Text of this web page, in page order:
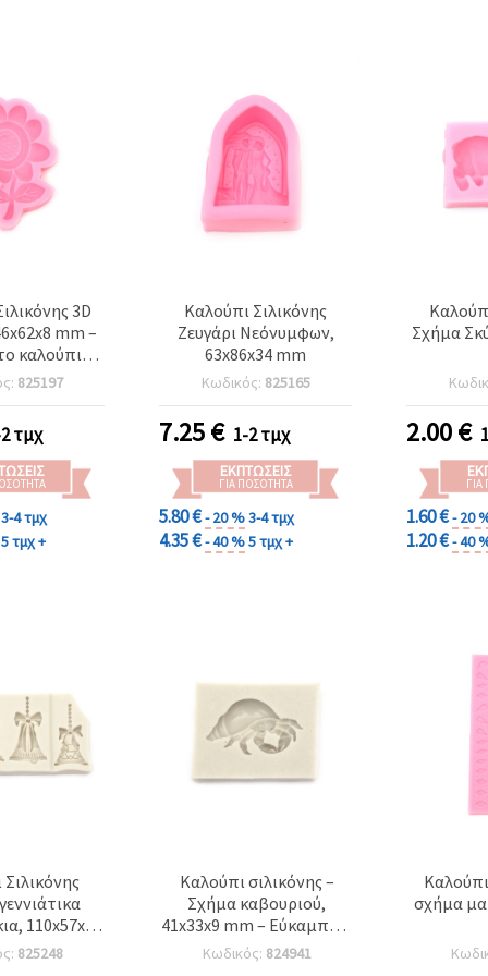
3D
mm –
καλούπι
ρητίνη
& UV),
πηλό,
– Ιδανικό
και
κοσμημάτων
825197
τμχ
3-4 τμχ
5 τμχ +
Καλούπι Σιλικόνης
Ζευγάρι Νεόνυμφων,
63x86x34 mm
Κωδικός: 825165
7.25€ 1-2 τμχ
ΕΚΠΤΏΣΕΙΣ
ΓΙΑ ΠΟΣΌΤΗΤΑ
5.80 €- 20 %3-4 τμχ
4.35 €- 40 %5 τμχ +
Σχήμα
2.00€
1.60 €- 20
1.20 €- 40
110x57x9
Καλούπι
Ρητίνη,
825248
Καλούπι σιλικόνης –
Σχήμα καβουριού,
41x33x9 mm – Εύκαμπτο,
επαναχρησιμοποιούμενο
για χυτεύσεις με εποξική
Κωδικός: 824941
σχήμα